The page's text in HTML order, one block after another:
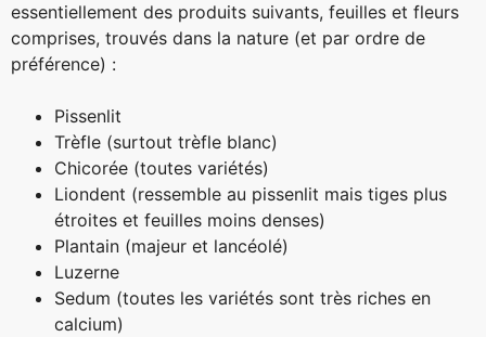
essentiellement des produits suivants, feuilles et fleurs
comprises, trouvés dans la nature (et par ordre de
préférence) :
Pissenlit
Trèfle (surtout trèfle blanc)
Chicorée (toutes variétés)
Liondent (ressemble au pissenlit mais tiges plus
étroites et feuilles moins denses)
Plantain (majeur et lancéolé)
Luzerne
Sedum (toutes les variétés sont très riches en
calcium)